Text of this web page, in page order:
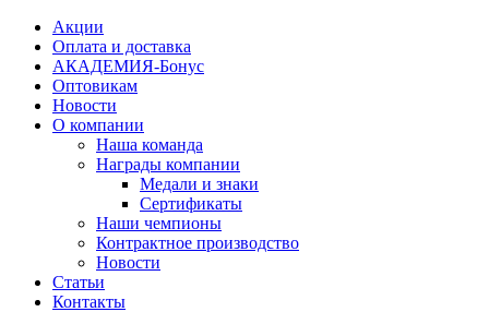
Акции
Оплата и доставка
АКАДЕМИЯ-Бонус
Оптовикам
Новости
О компании
Наша команда
Награды компании
Медали и знаки
Сертификаты
Наши чемпионы
Контрактное производство
Новости
Статьи
Контакты